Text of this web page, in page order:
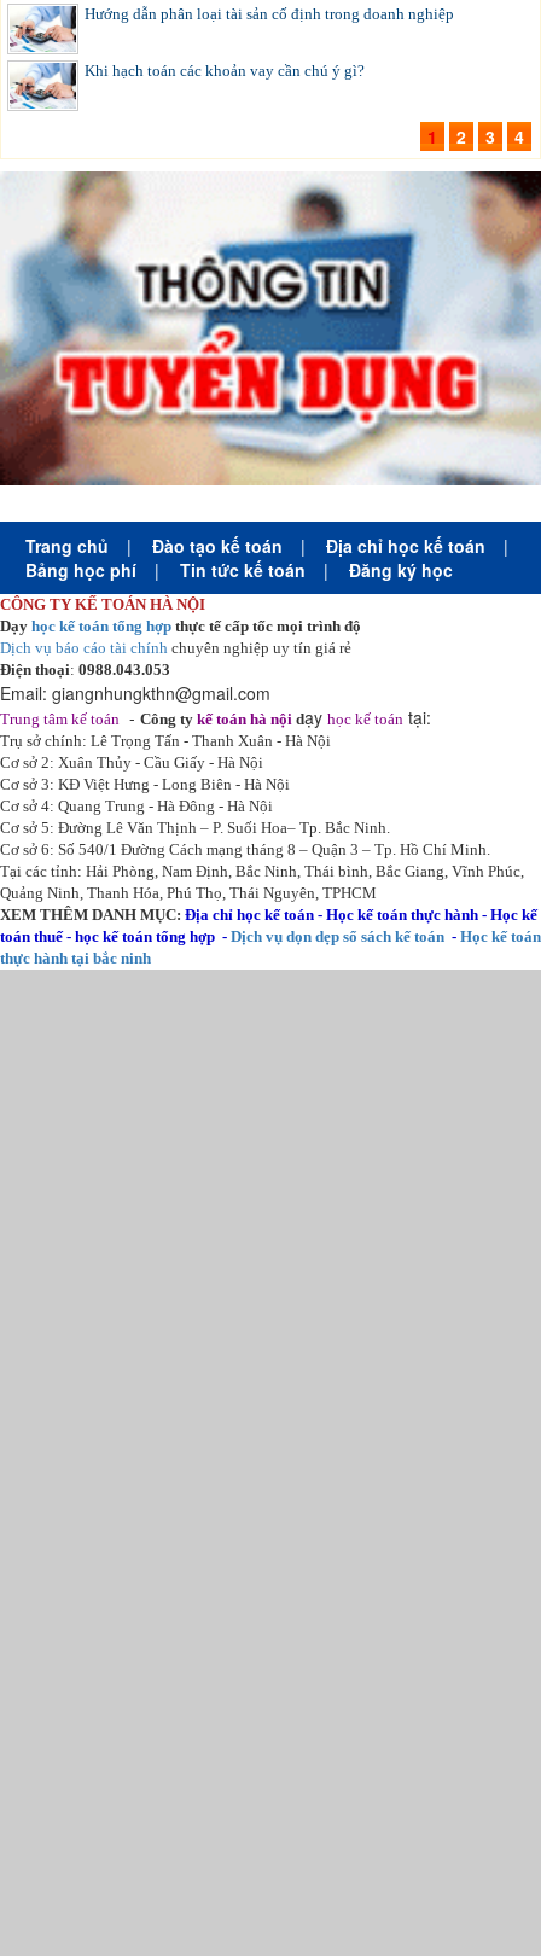
Hướng dẫn phân loại tài sản cố định trong doanh nghiệp
Khi hạch toán các khoản vay cần chú ý gì?
1 2 3 4
Trang chủ | Đào tạo kế toán | Địa chỉ học kế toán
|
Bảng học phí
| Tin tức kế toán | Đăng ký học
CÔNG TY KẾ TOÁN HÀ NỘI
Dạy học kế toán tổng hợp thực tế cấp tốc mọi trình độ
Dịch vụ báo cáo tài chính chuyên nghiệp uy tín giá rẻ
Điện thoại: 0988.043.053
Email: giangnhungkthn@gmail.com
Trung tâm kế toán - Công ty kế toán hà nội dạy học kế toán tại:
Trụ sở chính: Lê Trọng Tấn - Thanh Xuân - Hà Nội
Cơ sở 2: Xuân Thủy - Cầu Giấy - Hà Nội
Cơ sở 3: KĐ Việt Hưng - Long Biên - Hà Nội
Cơ sở 4: Quang Trung - Hà Đông - Hà Nội
Cơ sở 5: Đường Lê Văn Thịnh – P. Suối Hoa– Tp. Bắc Ninh.
Cơ sở 6: Số 540/1 Đường Cách mạng tháng 8 – Quận 3 – Tp. Hồ Chí Minh.
Tại các tỉnh: Hải Phòng, Nam Định, Bắc Ninh, Thái bình, Bắc Giang, Vĩnh Phúc,
Quảng Ninh, Thanh Hóa, Phú Thọ, Thái Nguyên, TPHCM
XEM THÊM DANH MỤC: Địa chỉ học kế toán - Học kế toán thực hành - Học kế
toán thuế- học kế toán tổng hợp - Dịch vụ dọn dẹp sổ sách kế toán - Học kế toán
thực hành tại bắc ninh